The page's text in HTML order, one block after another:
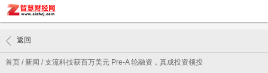
首页/ 新闻 /支流科技获百万美元 Pre-A 轮融资，真成投资领投
返回